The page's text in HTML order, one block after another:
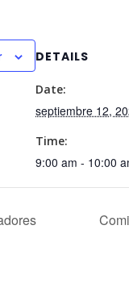
DETAILS
Date:
septiembre 12,
Time:
9:00 am - 10:00